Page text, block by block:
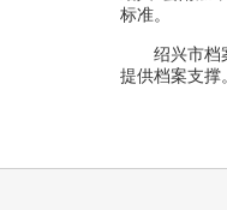
标准。
绍兴市档
提供档案支撑